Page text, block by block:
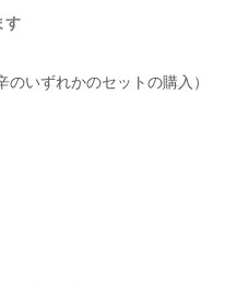
す
いずれかのセットの購入）